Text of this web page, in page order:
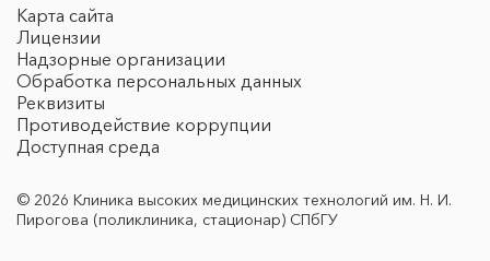
Карта сайта
Лицензии
Надзорные организации
Обработка персональных данных
Реквизиты
Противодействие коррупции
Доступная среда
© 2026 Клиника высоких медицинских технологий им. Н. И.
Пирогова (поликлиника, стационар) СПбГУ